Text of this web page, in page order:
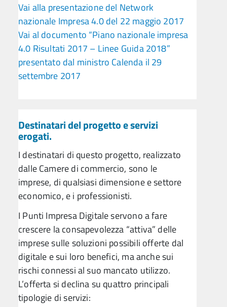
Vai alla presentazione del Network
nazionale Impresa 4.0 del 22 maggio 2017
Vai al documento “Piano nazionale impresa
4.0 Risultati 2017 – Linee Guida 2018”
presentato dal ministro Calenda il 29
settembre 2017
Destinatari del progetto e servizi
erogati.
I destinatari di questo progetto, realizzato
dalle Camere di commercio, sono le
imprese, di qualsiasi dimensione e settore
economico, e i professionisti.
I Punti Impresa Digitale servono a fare
crescere la consapevolezza “attiva” delle
imprese sulle soluzioni possibili offerte dal
digitale e sui loro benefici, ma anche sui
rischi connessi al suo mancato utilizzo.
L’offerta si declina su quattro principali
tipologie di servizi: